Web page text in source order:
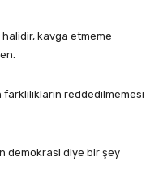
halidir, kavga etmeme
reddedilmemesi
demokrasi diye bir şey